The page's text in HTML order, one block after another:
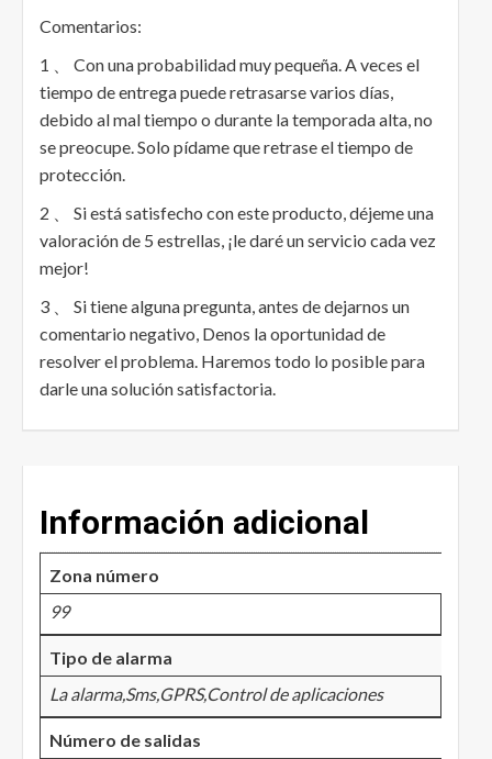
Comentarios:
1 、 Con una probabilidad muy pequeña. A veces el
tiempo de entrega puede retrasarse varios días,
debido al mal tiempo o durante la temporada alta, no
se preocupe. Solo pídame que retrase el tiempo de
protección.
2 、 Si está satisfecho con este producto, déjeme una
valoración de 5 estrellas, ¡le daré un servicio cada vez
mejor!
3 、 Si tiene alguna pregunta, antes de dejarnos un
comentario negativo, Denos la oportunidad de
resolver el problema. Haremos todo lo posible para
darle una solución satisfactoria.
Información adicional
Zona número
99
Tipo de alarma
La alarma,Sms,GPRS,Control de aplicaciones
Número de salidas